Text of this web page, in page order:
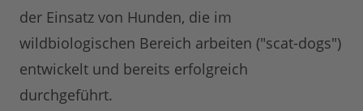
der Einsatz von Hunden, die im
wildbiologischen Bereich arbeiten ("scat-dogs")
entwickelt und bereits erfolgreich
durchgeführt.